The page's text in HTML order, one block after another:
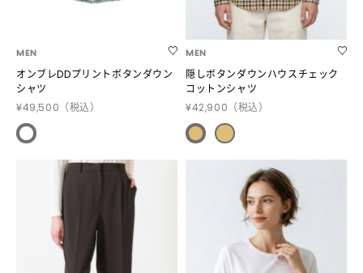
MEN
オンブレDDプリントボタンダウン
シャツ
¥49,500 （税込）
MEN
隠しボタンダウンハウスチェック
コットンシャツ
¥42,900 （税込）